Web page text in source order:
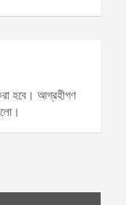
করা হবে। আগ্রহীগণ